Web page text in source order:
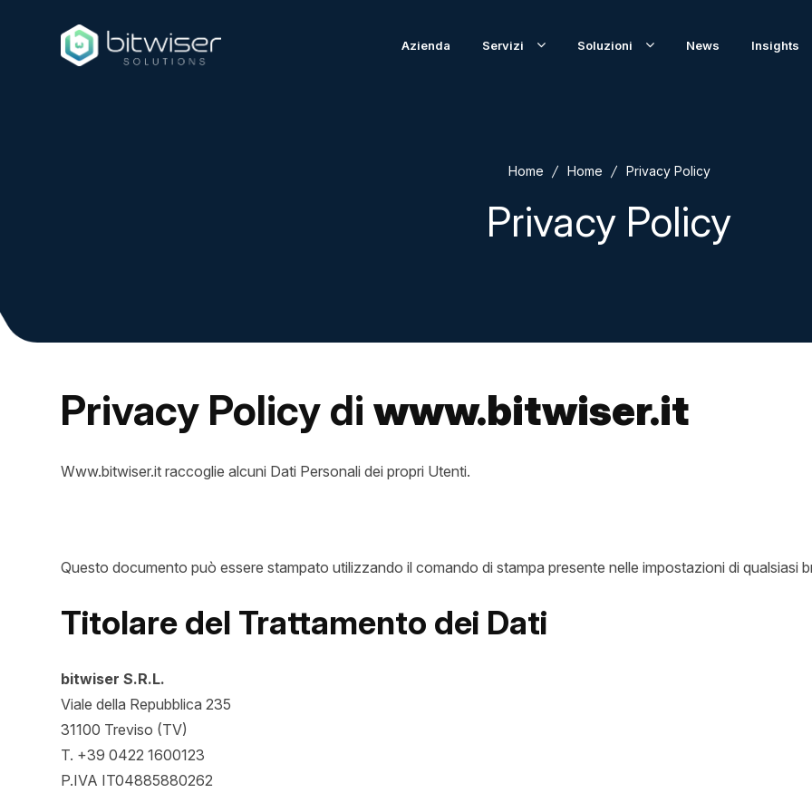
Azienda Servizi Soluzioni News Insights
Home Home Privacy Policy
Privacy Policy
Privacy Policy di www.bitwiser.it
Www.bitwiser.it raccoglie alcuni Dati Personali dei propri Utenti.
Questo documento può essere stampato utilizzando il comando di stampa presente nelle impostazioni di qualsiasi
Titolare del Trattamento dei Dati
bitwiser S.R.L.
Viale della Repubblica 235
31100 Treviso (TV)
T. +39 0422 1600123
P.IVA IT04885880262